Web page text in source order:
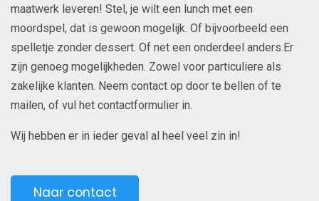
maatwerk leveren! Stel, je wilt een lunch met een
moordspel, dat is gewoon mogelijk. Of bijvoorbeeld een
spelletje zonder dessert. Of net een onderdeel anders.Er
zijn genoeg mogelijkheden. Zowel voor particuliere als
zakelijke klanten. Neem contact op door te bellen of te
mailen, of vul het contactformulier in.
Wij hebben er in ieder geval al heel veel zin in!
Naar contact